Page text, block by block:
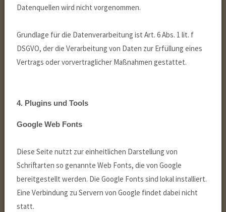
Datenquellen wird nicht vorgenommen.
Grundlage für die Datenverarbeitung ist Art. 6 Abs. 1 lit. f
DSGVO, der die Verarbeitung von Daten zur Erfüllung eines
Vertrags oder vorvertraglicher Maßnahmen gestattet.
4. Plugins und Tools
Google Web Fonts
Diese Seite nutzt zur einheitlichen Darstellung von
Schriftarten so genannte Web Fonts, die von Google
bereitgestellt werden. Die Google Fonts sind lokal installiert.
Eine Verbindung zu Servern von Google findet dabei nicht
statt.